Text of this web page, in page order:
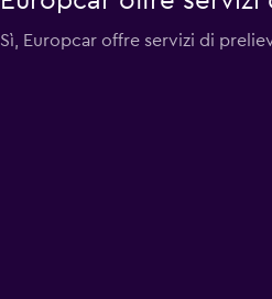
Sì, Europcar offre servizi di